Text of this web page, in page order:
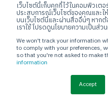
เว็บไซต์นี้เก็บคุกกี้ไว้ในคอมพิวเต
ประสบการณ์เว็บไซต์ของคุณและ
บนเว็บไซต์นี้และผ่านสื่ออื่นๆ หาก
เราใช้ โปรดดูนโยบายความเป็นส่ว
We won't track your information
to comply with your preferences,
so that you're not asked to make
information
Accept
E-mail
info@jorakay.co.th
Social
© Copyrights 2023 Jorakay